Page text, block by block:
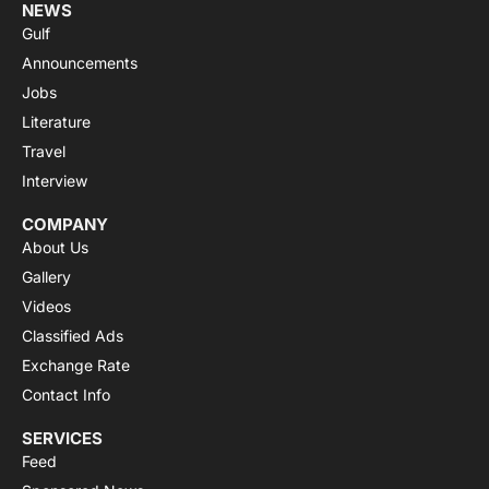
NEWS
Gulf
Announcements
Jobs
Literature
Travel
Interview
COMPANY
About Us
Gallery
Videos
Classified Ads
Exchange Rate
Contact Info
SERVICES
Feed